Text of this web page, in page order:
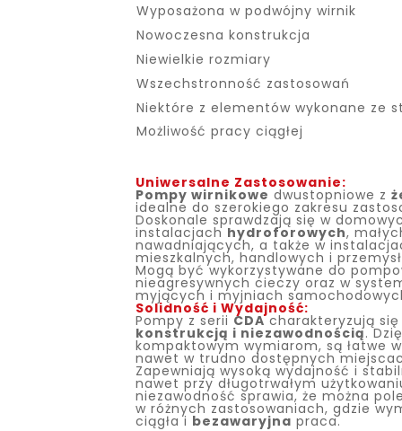
Wyposażona w podwójny wirnik
Nowoczesna konstrukcja
Niewielkie rozmiary
Wszechstronność zastosowań
Niektóre z elementów wykonane ze
Możliwość pracy ciągłej
Uniwersalne Zastosowanie:
Pompy wirnikowe dwustopniowe z
idealne do szerokiego zakresu
Doskonale sprawdzają się w
instalacjach hydroforowych,
nawadniających, a także w
mieszkalnych, handlowych i
Mogą być wykorzystywane do
nieagresywnych cieczy oraz w
myjących i myjniach
Solidność i Wydajność:
Pompy z serii CDAcharakteryzują
konstrukcją i niezawodnością.
kompaktowym wymiarom, są łatwe
nawet w trudno dostępnych
Zapewniają wysoką wydajność i
nawet przy długotrwałym
niezawodność sprawia, że można
w różnych zastosowaniach, gdzie
ciągła i bezawaryjna praca.